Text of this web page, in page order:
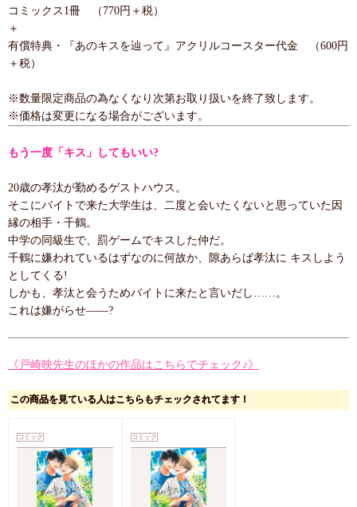
コミックス1冊 （770円＋税）
＋
有償特典・『あのキスを辿って』アクリルコースター代金 （600円
＋税）
※数量限定商品の為なくなり次第お取り扱いを終了致します。
※価格は変更になる場合がございます。
もう一度「キス」してもいい?
20歳の孝汰が勤めるゲストハウス。
そこにバイトで来た大学生は、二度と会いたくないと思っていた因
縁の相手・千鶴。
中学の同級生で、罰ゲームでキスした仲だ。
千鶴に嫌われているはずなのに何故か、隙あらば孝汰に キスしよう
としてくる!
しかも、孝汰と会うためバイトに来たと言いだし……。
これは嫌がらせ――?
《戸崎映先生のほかの作品はこちらでチェック♪》
この商品を見ている人はこちらもチェックされてます！
コミック コミック